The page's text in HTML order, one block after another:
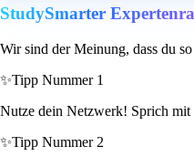
StudySmarter
Wir sind der Meinung, dass du
✨Tipp Nummer 1
Nutze dein Netzwerk! Sprich mit
✨Tipp Nummer 2